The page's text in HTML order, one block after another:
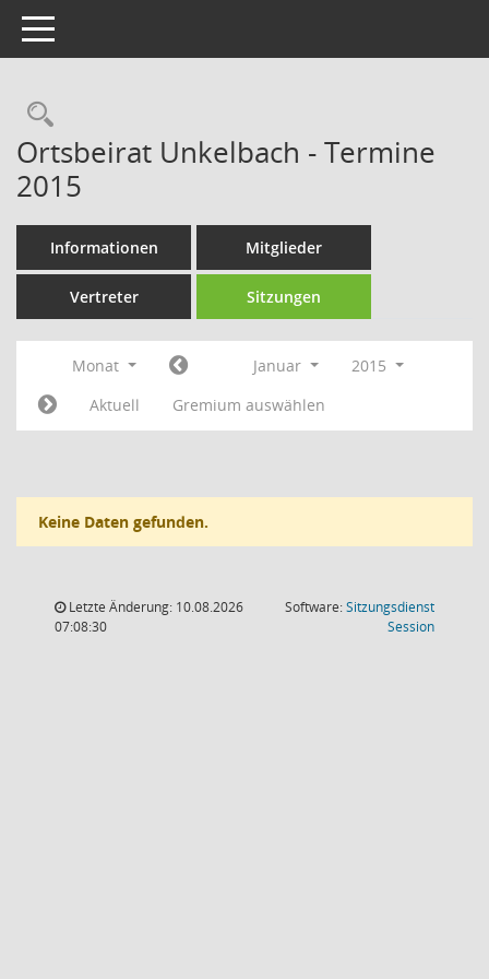
Toggle navigation
Rechercheauswahl
Ortsbeirat Unkelbach - Termine
2015
Informationen Mitglieder
Vertreter Sitzungen
Monat Januar
2015
Aktuell
Gremium auswählen
Keine Daten gefunden.
Letzte Änderung: 10.08.2026
07:08:30
Software:Sitzungsdienst
Session(Wird in